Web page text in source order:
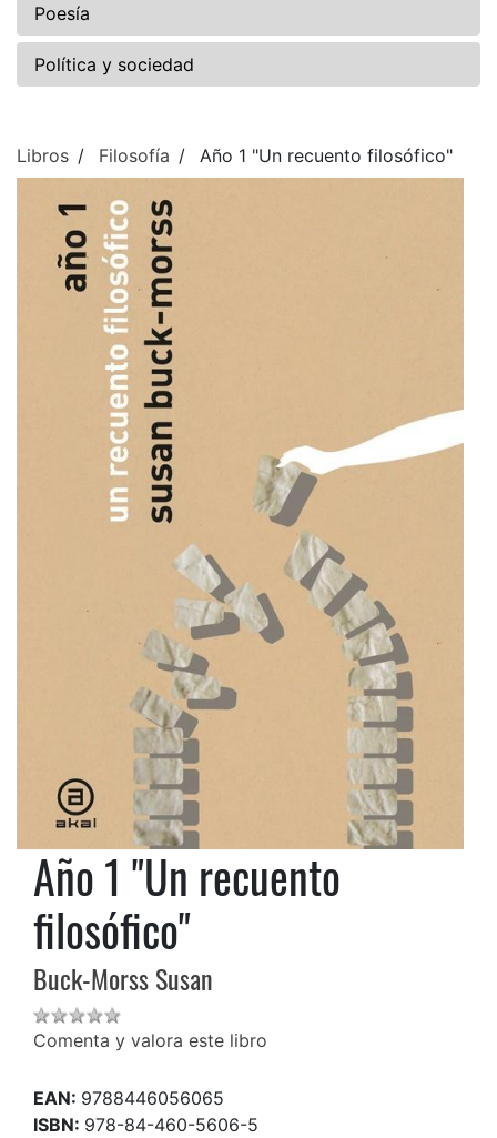
Poesía
Política y sociedad
Libros Filosofía Año 1 "Un recuento filosófico"
Año 1 "Un recuento
filosófico"
Buck-Morss Susan
Comenta y valora este libro
EAN: 9788446056065
ISBN: 978-84-460-5606-5